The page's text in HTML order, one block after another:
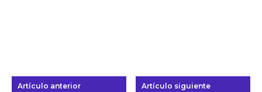
Artículo anterior Artículo siguiente